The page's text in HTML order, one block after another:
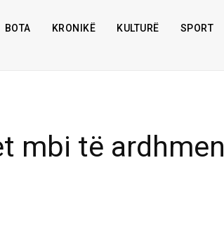
BOTA KRONIKË KULTURË SPORT
mbi të ardhmen